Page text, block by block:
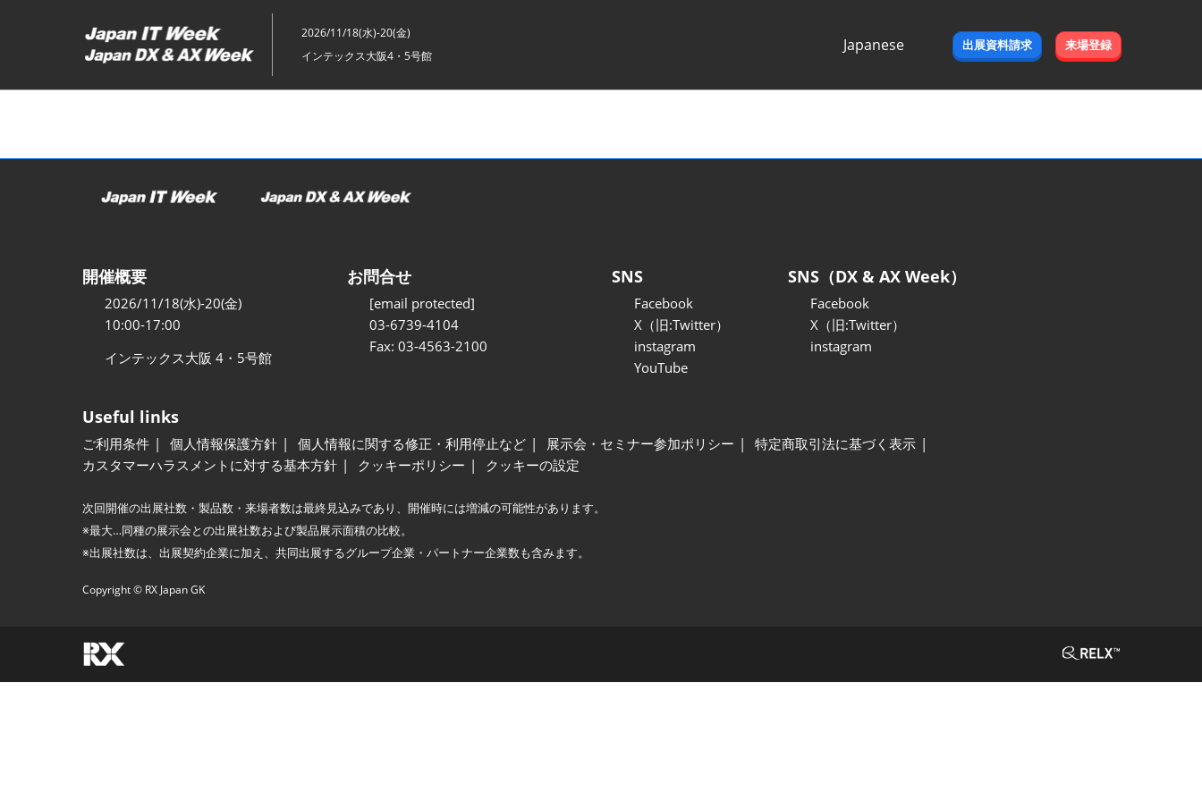
キ
ッ
2026/11/18(水)-20(金)
インテックス大阪4・5号館
Japanese
出展資料請求 来場登録
開催概要
2026/11/18(水)-20(金)
10:00-17:00
インテックス大阪 4・5号館
お問合せ
[email protected]
03-6739-4104
Fax: 03-4563-2100
SNS
Facebook
X（旧:Twitter）
instagram
YouTube
SNS（DX & AX Week）
Facebook
X（旧:Twitter）
instagram
Useful links
ご利用条件 個人情報保護方針 個人情報に関する修正・利用停止など 展示会・セミナー参加ポリシー
特定商取引法に基づく表示
カスタマーハラスメントに対する基本方針
クッキーポリシー クッキーの設定
次回開催の出展社数・製品数・来場者数は最終見込みであり、開催時には増減の可能性があります。
※最大…同種の展示会との出展社数および製品展示面積の比較。
※出展社数は、出展契約企業に加え、共同出展するグループ企業・パートナー企業数も含みます。
Copyright © RX Japan GK